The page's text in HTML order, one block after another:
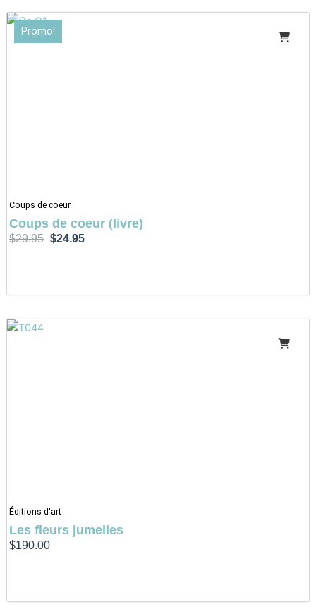
Promo!
Coups de coeur
Coups de coeur (livre)
$29.95
Le
prix
initial
$24.95
Éditions d'art
Les fleurs jumelles
$190.00